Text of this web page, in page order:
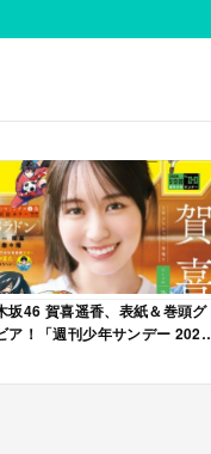
坂46 賀喜遥香、表紙＆巻頭グ
ア！「週刊少年サンデー 2026